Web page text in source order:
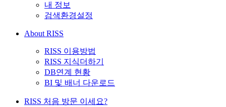
내 정보
검색환경설정
About RISS
RISS 이용방법
RISS 지식더하기
DB연계 현황
BI 및 배너 다운로드
RISS 처음 방문 이세요?